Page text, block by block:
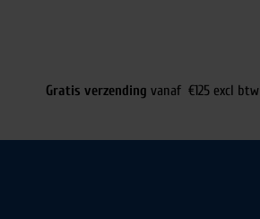
Gratis verzending vanaf €125 excl btw